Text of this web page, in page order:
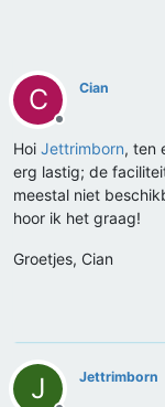
C
Offline
Cian
Hoi Jettrimborn, ten
erg lastig; de
meestal niet
hoor ik het graag!
Groetjes, Cian
J Jettrimborn